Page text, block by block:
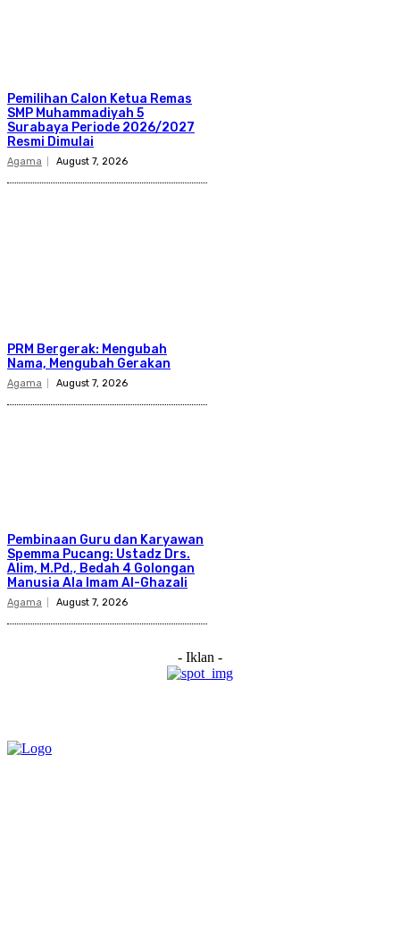
Pemilihan Calon Ketua Remas
SMP Muhammadiyah 5
Surabaya Periode 2026/2027
Resmi Dimulai
Agama August 7, 2026
PRM Bergerak: Mengubah
Nama, Mengubah Gerakan
Agama August 7, 2026
Pembinaan Guru dan Karyawan
Spemma Pucang: Ustadz Drs.
Alim, M.Pd., Bedah 4 Golongan
Manusia Ala Imam Al-Ghazali
Agama August 7, 2026
- Iklan -